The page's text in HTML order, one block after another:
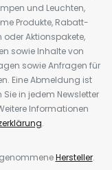
und Leuchten,
Produkte, Rabatt-
Aktionspakete,
sowie Inhalte von
sowie Anfragen für
Eine Abmeldung ist
in jedem Newsletter
Informationen
.
Hersteller.